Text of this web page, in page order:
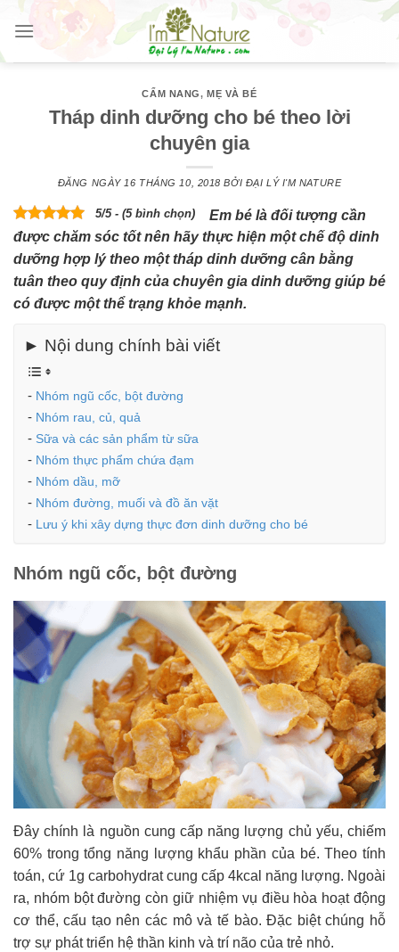
Skip
content
CẨM NANG,MẸ VÀ BÉ
Tháp dinh dưỡng cho bé theo lời
chuyên gia
ĐĂNG NGÀY 16 THÁNG 10, 2018 BỞI ĐẠI LÝ I'M NATURE
5/5 - (5 bình chọn)
Em bé là đối tượng cần
được chăm sóc tốt nên hãy thực hiện một chế độ dinh
dưỡng hợp lý theo một tháp dinh dưỡng cân bằng
tuân theo quy định của chuyên gia dinh dưỡng giúp bé
có được một thể trạng khỏe mạnh.
► Nội dung chính bài viết
Nhóm ngũ cốc, bột đường
Nhóm rau, củ, quả
Sữa và các sản phẩm từ sữa
Nhóm thực phẩm chứa đạm
Nhóm dầu, mỡ
Nhóm đường, muối và đồ ăn vặt
Lưu ý khi xây dựng thực đơn dinh dưỡng cho bé
Nhóm ngũ cốc, bột đường
Đây chính là nguồn cung cấp năng lượng chủ yếu, chiếm
60% trong tổng năng lượng khẩu phần của bé. Theo tính
toán, cứ 1g carbohydrat cung cấp 4kcal năng lượng. Ngoài
ra, nhóm bột đường còn giữ nhiệm vụ điều hòa hoạt động
cơ thể, cấu tạo nên các mô và tế bào. Đặc biệt chúng hỗ
trợ sự phát triển hệ thần kinh và trí não của trẻ nhỏ.